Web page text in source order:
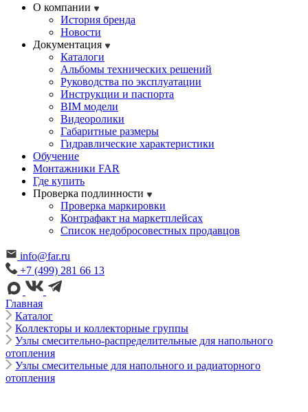
О компании
История бренда
Новости
Документация
Каталоги
Альбомы технических решений
Руководства по эксплуатации
Инструкции и паспорта
BIM модели
Видеоролики
Габаритные размеры
Гидравлические характеристики
Обучение
Монтажники FAR
Где купить
Проверка подлинности
Проверка маркировки
Контрафакт на маркетплейсах
Cписок недобросовестных продавцов
info@far.ru
+7 (499) 281 66 13
Главная
Каталог
Коллекторы и коллекторные группы
Узлы смесительно-распределительные для напольного
отопления
Узлы смесительные для напольного и радиаторного
отопления